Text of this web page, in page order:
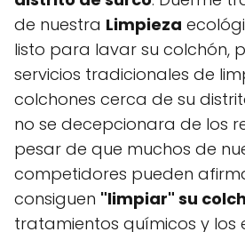
de nuestra Limpieza
listo para lavar su colchón,
servicios tradicionales de
colchones cerca de su
no se decepcionara de los
pesar de que muchos de
competidores pueden
consiguen "limpiar" su
tratamientos químicos y los